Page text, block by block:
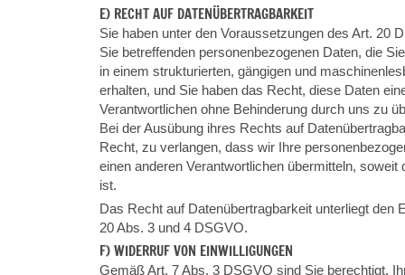
E) RECHT AUF DATENÜBERTRAGBARKEIT
Sie haben unter den Voraussetzungen des Art. 20
Sie betreffenden personenbezogenen Daten, die
in einem strukturierten, gängigen und
erhalten, und Sie haben das Recht, diese Daten
Verantwortlichen ohne Behinderung durch uns zu
Bei der Ausübung ihres Rechts auf
Recht, zu verlangen, dass wir Ihre
einen anderen Verantwortlichen übermitteln,
ist.
Das Recht auf Datenübertragbarkeit unterliegt den
20 Abs. 3 und 4 DSGVO.
F) WIDERRUF VON EINWILLIGUNGEN
Gemäß Art. 7 Abs. 3 DSGVO sind Sie berechtigt,